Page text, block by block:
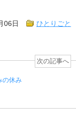
06日 ひとりごと
次の記事へ
の休み